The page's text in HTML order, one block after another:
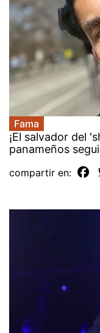
Fama
¡El salvador del
panameños
compartir en: